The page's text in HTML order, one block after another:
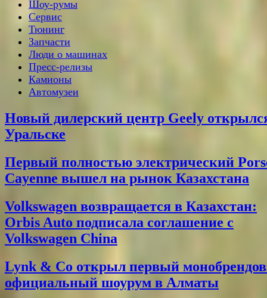
Шоу-румы
Сервис
Тюнинг
Запчасти
Люди о машинах
Пресс-релизы
Камионы
Автомузеи
Новый дилерский центр Geely
Уральске
Первый полностью электрический
Cayenne вышел на рынок Казахстана
Volkswagen возвращается в Казахстан:
Orbis Auto подписала соглашение с
Volkswagen China
Lynk & Co открыл первый
официальный шоурум в Алматы